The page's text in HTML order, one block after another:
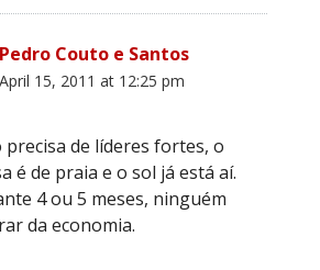
Pedro Couto e Santos
April 15, 2011 at 12:25 pm
precisa de líderes fortes, o
é de praia e o sol já está aí.
4 ou 5 meses, ninguém
da economia.